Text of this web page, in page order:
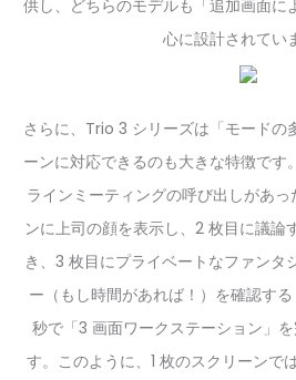
供し、どちらのモデルも「追加画面に
心に設計されてい
さらに、Trio 3 シリーズは「モードの
ーンに対応できるのも大きな特徴です
ラインミーティングの呼び出しがあっ
ンに上司の顔を表示し、2 枚目に議論
き、3 枚目にプライベートなファンタ
ー（もし時間があれば！）を確認す
秒で「3 画面ワークステーション」
す。このように、1 枚のスクリーンで